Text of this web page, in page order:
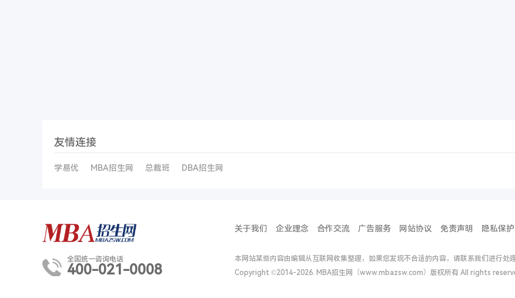
友情连接
学易优 MBA招生网 总裁班 DBA招生网
全国统一咨询电话
400-021-0008
关于我们 企业理念 合作交流 广告服务 网站协议 免责声明 隐私保护
本网站某些内容由编辑从互联网收集整理，如果您发现不合适的内容，请联系我们进行处
Copyright ©2014-2026. MBA招生网（www.mbazsw.com）版权所有 All rights